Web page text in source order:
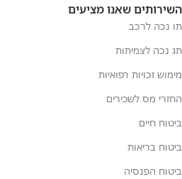
השירותים שאנו מציעים
תו נכה לרכב
תג נכה לצמיתות
מימוש זכויות רפואיות
החזרי מס לשכירים
ביטוח חיים
ביטוח בריאות
ביטוח הפנסיה